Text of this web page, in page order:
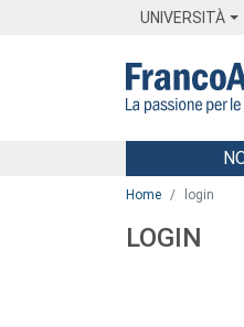
UNIVERSITÀ
Menu
Home login
LOGIN